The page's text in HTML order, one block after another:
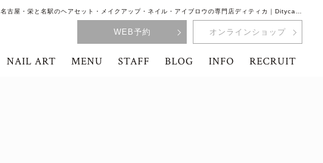
名古屋・栄と名駅のヘアセット・メイクアップ・ネイル・アイブロウの専門店ディティカ｜Dityca…
WEB予約 オンラインショップ
NAIL ART MENU STAFF BLOG INFO RECRUIT